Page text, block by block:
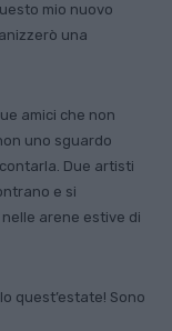
mio nuovo
una
amici che non
uno sguardo
Due artisti
e si
arene estive di
quest’estate! Sono